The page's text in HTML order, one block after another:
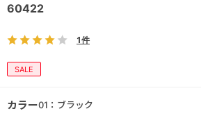
60422
1件
SALE
カラー01：ブラック